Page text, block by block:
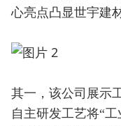
心亮点凸显世宇建
其一，该公司展示
自主研发工艺将“